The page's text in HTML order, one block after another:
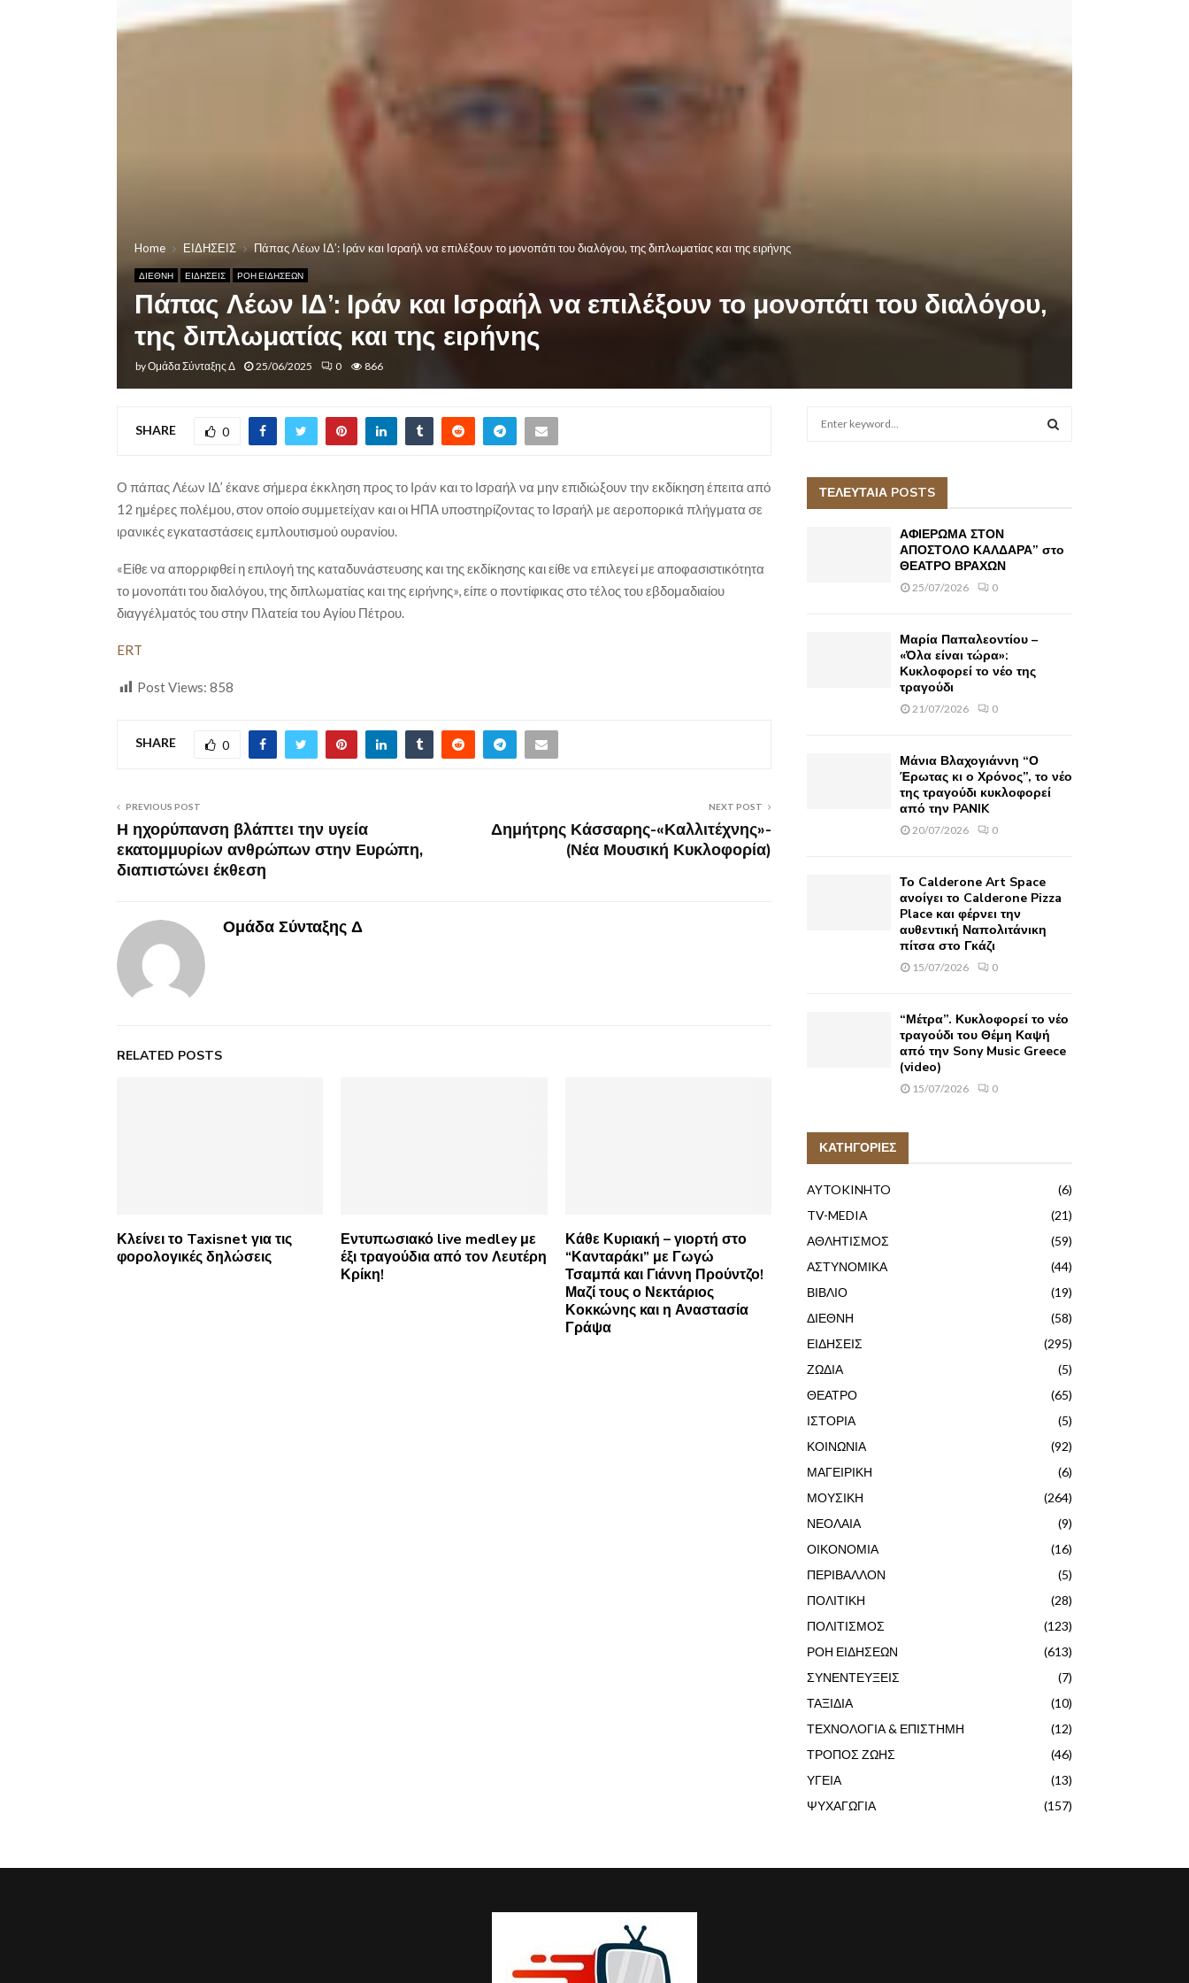
Home ΕΙΔΗΣΕΙΣ Πάπας Λέων ΙΔ’: Ιράν και Ισραήλ να επιλέξουν το μονοπάτι του διαλόγου, της διπλωματίας και της ειρήνης
ΔΙΕΘΝΗ ΕΙΔΗΣΕΙΣ ΡΟΗ ΕΙΔΗΣΕΩΝ
Πάπας Λέων ΙΔ’: Ιράν και Ισραήλ να επιλέξουν το μονοπάτι του διαλόγου,
της διπλωματίας και της ειρήνης
byΟμάδα Σύνταξης Δ 25/06/2025 0 866
SHARE 0
Ο πάπας Λέων ΙΔ’ έκανε σήμερα έκκληση προς το Ιράν και το Ισραήλ να μην επιδιώξουν την εκδίκηση έπειτα από
12 ημέρες πολέμου, στον οποίο συμμετείχαν και οι ΗΠΑ υποστηρίζοντας το Ισραήλ με αεροπορικά πλήγματα σε
ιρανικές εγκαταστάσεις εμπλουτισμού ουρανίου.
«Είθε να απορριφθεί η επιλογή της καταδυνάστευσης και της εκδίκησης και είθε να επιλεγεί με αποφασιστικότητα
το μονοπάτι του διαλόγου, της διπλωματίας και της ειρήνης», είπε ο ποντίφικας στο τέλος του εβδομαδιαίου
διαγγέλματός του στην Πλατεία του Αγίου Πέτρου.
ERT
Post Views: 858
SHARE 0
PREVIOUS POST
Η ηχορύπανση βλάπτει την υγεία
εκατομμυρίων ανθρώπων στην Ευρώπη,
διαπιστώνει έκθεση
NEXT POST
Δημήτρης Κάσσαρης-«Καλλιτέχνης»-
(Νέα Μουσική Κυκλοφορία)
Ομάδα Σύνταξης Δ
RELATED POSTS
Κλείνει το Taxisnet για τις
φορολογικές δηλώσεις
Εντυπωσιακό live medley με
έξι τραγούδια από τον Λευτέρη
Κρίκη!
Κάθε Κυριακή – γιορτή στο
“Κανταράκι” με Γωγώ
Τσαμπά και Γιάννη Προύντζο!
Μαζί τους ο Νεκτάριος
Κοκκώνης και η Αναστασία
Γράψα
h
ΤΕΛΕΥΤΑΙΑ POSTS
ΑΦΙΕΡΩΜΑ ΣΤΟΝ
ΑΠΟΣΤΟΛΟ ΚΑΛΔΑΡΑ” στο
ΘΕΑΤΡΟ ΒΡΑΧΩΝ
25/07/2026 0
Μαρία Παπαλεοντίου –
«Όλα είναι τώρα»:
Κυκλοφορεί το νέο της
τραγούδι
21/07/2026 0
Μάνια Βλαχογιάννη “Ο
Έρωτας κι ο Χρόνος”, το νέο
της τραγούδι κυκλοφορεί
από την PANIK
20/07/2026 0
Το Calderone Art Space
ανοίγει το Calderone Pizza
Place και φέρνει την
αυθεντική Ναπολιτάνικη
πίτσα στο Γκάζι
15/07/2026 0
“Μέτρα”. Κυκλοφορεί το νέο
τραγούδι του Θέμη Καψή
από την Sony Music Greece
(video)
15/07/2026 0
ΚΑΤΗΓΟΡΙΕΣ
AYTOKINHTO
(6)
TV-MEDIA
(21)
ΑΘΛΗΤΙΣΜΟΣ
(59)
ΑΣΤΥΝΟΜΙΚΑ
(44)
ΒΙΒΛΙΟ
(19)
ΔΙΕΘΝΗ
(58)
ΕΙΔΗΣΕΙΣ
(295)
ΖΩΔΙΑ
(5)
ΘΕΑΤΡΟ
(65)
ΙΣΤΟΡΙΑ
(5)
ΚΟΙΝΩΝΙΑ
(92)
ΜΑΓΕΙΡΙΚΗ
(6)
ΜΟΥΣΙΚΗ
(264)
ΝΕΟΛΑΙΑ
(9)
ΟΙΚΟΝΟΜΙΑ
(16)
ΠΕΡΙΒΑΛΛΟΝ
(5)
ΠΟΛΙΤΙΚΗ
(28)
ΠΟΛΙΤΙΣΜΟΣ
(123)
ΡΟΗ ΕΙΔΗΣΕΩΝ
(613)
ΣΥΝΕΝΤΕΥΞΕΙΣ
(7)
ΤΑΞΙΔΙΑ
(10)
ΤΕΧΝΟΛΟΓΙΑ & ΕΠΙΣΤΗΜΗ
(12)
ΤΡΟΠΟΣ ΖΩΗΣ
(46)
ΥΓΕΙΑ
(13)
ΨΥΧΑΓΩΓΙΑ
(157)